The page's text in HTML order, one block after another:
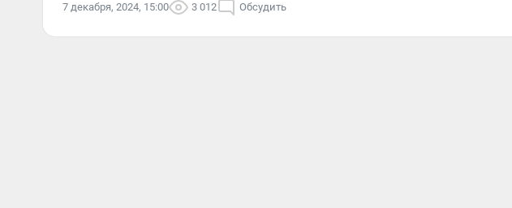
7 декабря, 2024, 15:00 3 012 Обсудить